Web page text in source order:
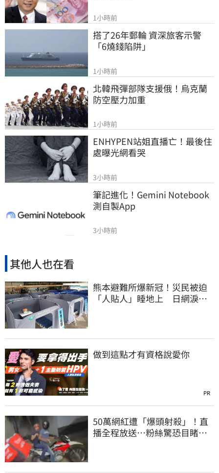
1小時前
搭了26年郵輪 資深旅客示警
「6燒錢陷阱」
1小時前
北韓飛彈部隊支援俄！烏克蘭
防空壓力加重
1小時前
ENHYPEN站姐直播亡！最後住
處曝光網看哭
3小時前
筆記進化！Gemini Notebook
測自製App
3小時前
其他人也在看
熊本避難所爆新冠！災民被迫
「人貼人」睡地上 日網淚推
做到這點才有資格說愛你
PR
50萬網紅遭「爆頭射殺」！直
播全程放送…粉絲驚恐目睹慘